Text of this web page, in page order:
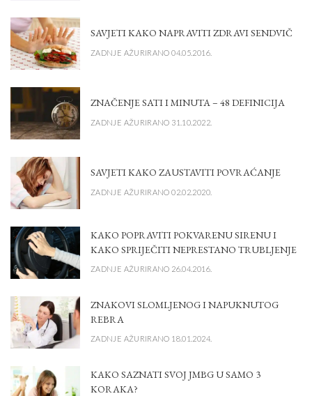
SAVJETI KAKO NAPRAVITI ZDRAVI SENDVIČ
ZADNJE AŽURIRANO 04.05.2016.
ZNAČENJE SATI I MINUTA – 48 DEFINICIJA
ZADNJE AŽURIRANO 31.10.2022.
SAVJETI KAKO ZAUSTAVITI POVRAĆANJE
ZADNJE AŽURIRANO 02.02.2020.
KAKO POPRAVITI POKVARENU SIRENU I
KAKO SPRIJEČITI NEPRESTANO TRUBLJENJE
ZADNJE AŽURIRANO 26.04.2016.
ZNAKOVI SLOMLJENOG I NAPUKNUTOG
REBRA
ZADNJE AŽURIRANO 18.01.2024.
KAKO SAZNATI SVOJ JMBG U SAMO 3
KORAKA?